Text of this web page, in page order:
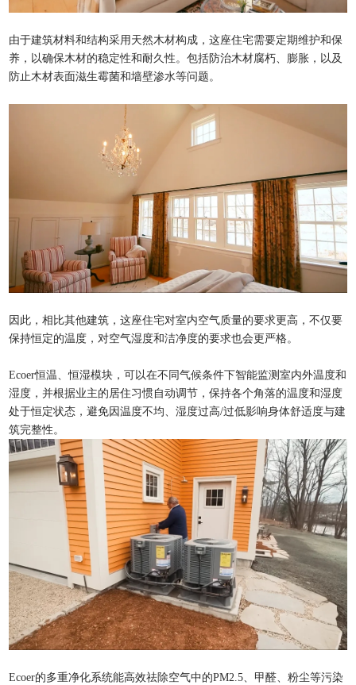
由于建筑材料和结构采用天然木材构成，这座住宅需要定期维护和保
养，以确保木材的稳定性和耐久性。包括防治木材腐朽、膨胀，以及
防止木材表面滋生霉菌和墙壁渗水等问题。
因此，相比其他建筑，这座住宅对室内空气质量的要求更高，不仅要
保持恒定的温度，对空气湿度和洁净度的要求也会更严格。
Ecoer恒温、恒湿模块，可以在不同气候条件下智能监测室内外温度和
湿度，并根据业主的居住习惯自动调节，保持各个角落的温度和湿度
处于恒定状态，避免因温度不均、湿度过高/过低影响身体舒适度与建
筑完整性。
Ecoer的多重净化系统能高效祛除空气中的PM2.5、甲醛、粉尘等污染